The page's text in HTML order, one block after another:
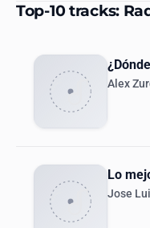
Top-10 tracks:
Alex
Lo
Jose